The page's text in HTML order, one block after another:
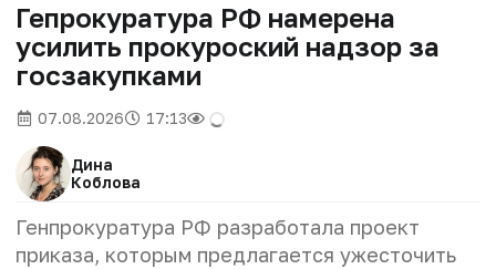
Гепрокуратура РФ намерена
усилить прокуроский надзор за
госзакупками
07.08.2026 17:13
Дина
Коблова
Генпрокуратура РФ разработала проект
приказа, которым предлагается ужесточить